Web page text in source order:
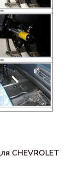
CHEVROLET